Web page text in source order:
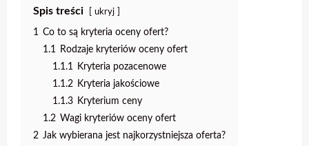
Spis treści ukryj
1 Co to są kryteria oceny ofert?
1.1 Rodzaje kryteriów oceny ofert
1.1.1 Kryteria pozacenowe
1.1.2 Kryteria jakościowe
1.1.3 Kryterium ceny
1.2 Wagi kryteriów oceny ofert
2 Jak wybierana jest najkorzystniejsza oferta?